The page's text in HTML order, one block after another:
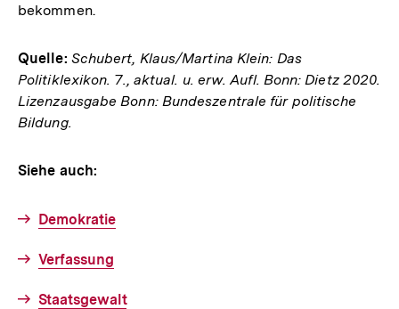
bekommen.
Quelle: Schubert, Klaus/Martina Klein: Das
Politiklexikon. 7., aktual. u. erw. Aufl. Bonn: Dietz 2020.
Lizenzausgabe Bonn: Bundeszentrale für politische
Bildung.
Siehe auch:
Demokratie
Verfassung
Staatsgewalt